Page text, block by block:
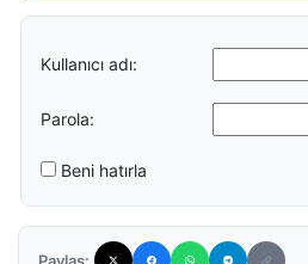
Kullanıcı adı:
Parola:
Beni hatırla